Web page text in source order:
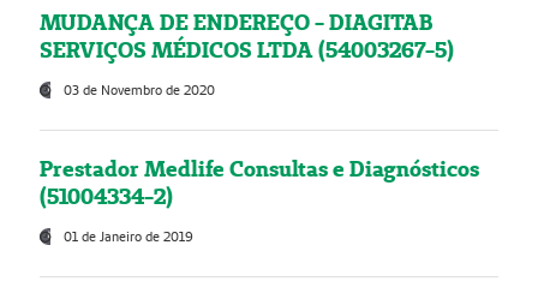
MUDANÇA DE ENDEREÇO - DIAGITAB
SERVIÇOS MÉDICOS LTDA (54003267-5)
03 de Novembro de 2020
Prestador Medlife Consultas e Diagnósticos
(51004334-2)
01 de Janeiro de 2019